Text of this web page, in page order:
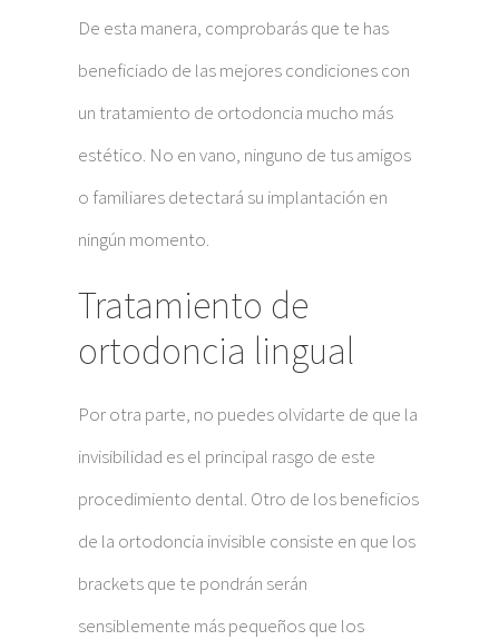
De esta manera, comprobarás que te has
beneficiado de las mejores condiciones con
un tratamiento de ortodoncia mucho más
estético. No en vano, ninguno de tus amigos
o familiares detectará su implantación en
ningún momento.
Tratamiento de
ortodoncia lingual
Por otra parte, no puedes olvidarte de que la
invisibilidad es el principal rasgo de este
procedimiento dental. Otro de los beneficios
de la ortodoncia invisible consiste en que los
brackets que te pondrán serán
sensiblemente más pequeños que los